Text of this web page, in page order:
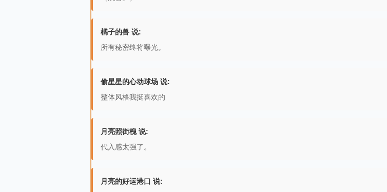
橘子的兽 说:
所有秘密终将曝光。
偷星星的心动球场 说:
整体风格我挺喜欢的
月亮照街槐 说:
代入感太强了。
月亮的好运港口 说: